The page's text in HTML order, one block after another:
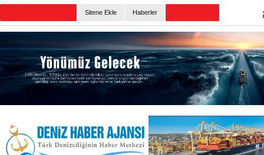
Sitene Ekle Haberler